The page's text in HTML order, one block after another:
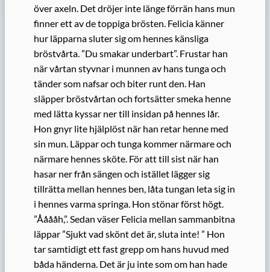
över axeln. Det dröjer inte länge förrän hans mun
finner ett av de toppiga brösten. Felicia känner
hur läpparna sluter sig om hennes känsliga
bröstvårta. ”Du smakar underbart”. Frustar han
när vårtan styvnar i munnen av hans tunga och
tänder som nafsar och biter runt den. Han
släpper bröstvårtan och fortsätter smeka henne
med lätta kyssar ner till insidan på hennes lår.
Hon gnyr lite hjälplöst när han retar henne med
sin mun. Läppar och tunga kommer närmare och
närmare hennes sköte. För att till sist när han
hasar ner från sängen och istället lägger sig
tillrätta mellan hennes ben, låta tungan leta sig in
i hennes varma springa. Hon stönar först högt.
”Ååååh,”. Sedan väser Felicia mellan sammanbitna
läppar ”Sjukt vad skönt det är, sluta inte! ” Hon
tar samtidigt ett fast grepp om hans huvud med
båda händerna. Det är ju inte som om han hade